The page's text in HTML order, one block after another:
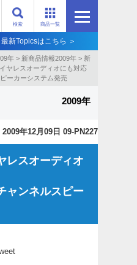
商品一覧
検索
新Topicsはこちら ＞
年 > 新商品情報2009年 > 新
ヤレスオーディオにも対応
ーカーシステム発売
2009年
2009年12月09日 09-PN227
スオーディオ
ャンネルスピー